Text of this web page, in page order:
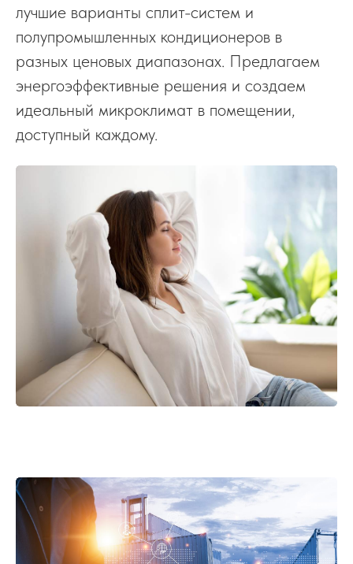
лучшие варианты сплит-систем и
полупромышленных кондиционеров в
разных ценовых диапазонах. Предлагаем
энергоэффективные решения и создаем
идеальный микроклимат в помещении,
доступный каждому.